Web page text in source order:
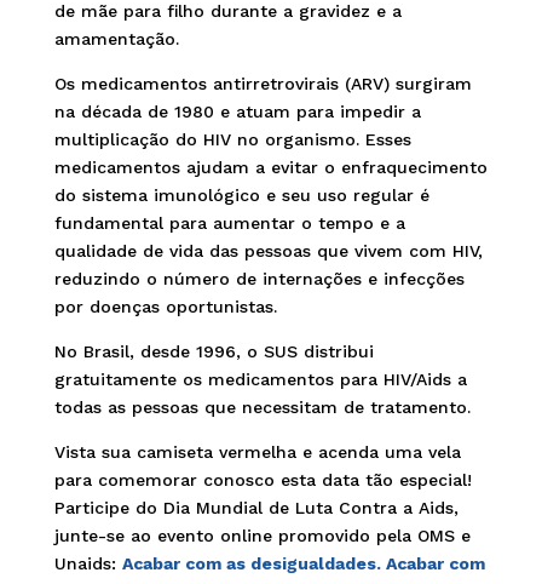
de mãe para filho durante a gravidez e a
amamentação.
Os medicamentos antirretrovirais (ARV) surgiram
na década de 1980 e atuam para impedir a
multiplicação do HIV no organismo. Esses
medicamentos ajudam a evitar o enfraquecimento
do sistema imunológico e seu uso regular é
fundamental para aumentar o tempo e a
qualidade de vida das pessoas que vivem com HIV,
reduzindo o número de internações e infecções
por doenças oportunistas.
No Brasil, desde 1996, o SUS distribui
gratuitamente os medicamentos para HIV/Aids a
todas as pessoas que necessitam de tratamento.
Vista sua camiseta vermelha e acenda uma vela
para comemorar conosco esta data tão especial!
Participe do Dia Mundial de Luta Contra a Aids,
junte-se ao evento online promovido pela OMS e
Unaids: Acabar com as desigualdades. Acabar com